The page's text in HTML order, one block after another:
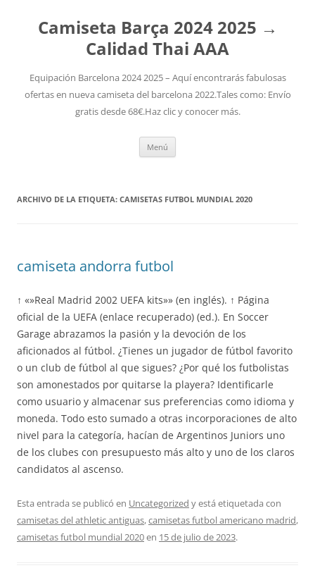
Camiseta Barça 2024 2025 →
Calidad Thai AAA
Equipación Barcelona 2024 2025 – Aquí encontrarás fabulosas
ofertas en nueva camiseta del barcelona 2022.Tales como: Envío
gratis desde 68€.Haz clic y conocer más.
Menú
ARCHIVO DE LA ETIQUETA: CAMISETAS FUTBOL MUNDIAL 2020
camiseta andorra futbol
↑ «»Real Madrid 2002 UEFA kits»» (en inglés). ↑ Página
oficial de la UEFA (enlace recuperado) (ed.). En Soccer
Garage abrazamos la pasión y la devoción de los
aficionados al fútbol. ¿Tienes un jugador de fútbol favorito
o un club de fútbol al que sigues? ¿Por qué los futbolistas
son amonestados por quitarse la playera? Identificarle
como usuario y almacenar sus preferencias como idioma y
moneda. Todo esto sumado a otras incorporaciones de alto
nivel para la categoría, hacían de Argentinos Juniors uno
de los clubes con presupuesto más alto y uno de los claros
candidatos al ascenso.
Esta entrada se publicó en Uncategorized y está etiquetada con
camisetas del athletic antiguas,camisetas futbol americano madrid,
camisetas futbol mundial 2020en 15 de julio de 2023.